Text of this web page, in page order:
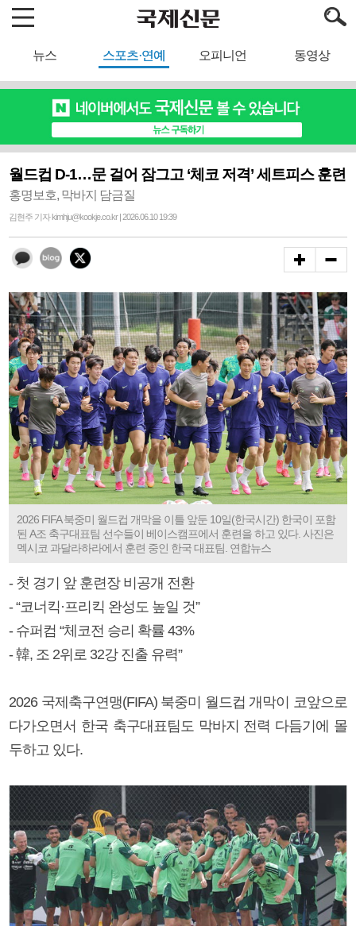
뉴스 스포츠·연예 오피니언 동영상
월드컵 D-1…문 걸어 잠그고 ‘체코 저격’ 세트피스 훈련
홍명보호, 막바지 담금질
김현주 기자 kimhju@kookje.co.kr | 2026.06.10 19:39
2026 FIFA 북중미 월드컵 개막을 이틀 앞둔 10일(한국시간) 한국이 포함
된 A조 축구대표팀 선수들이 베이스캠프에서 훈련을 하고 있다. 사진은
멕시코 과달라하라에서 훈련 중인 한국 대표팀. 연합뉴스
- 첫 경기 앞 훈련장 비공개 전환
- “코너킥·프리킥 완성도 높일 것”
- 슈퍼컴 “체코전 승리 확률 43%
- 韓, 조 2위로 32강 진출 유력”
2026 국제축구연맹(FIFA) 북중미 월드컵 개막이 코앞으로
다가오면서 한국 축구대표팀도 막바지 전력 다듬기에 몰
두하고 있다.